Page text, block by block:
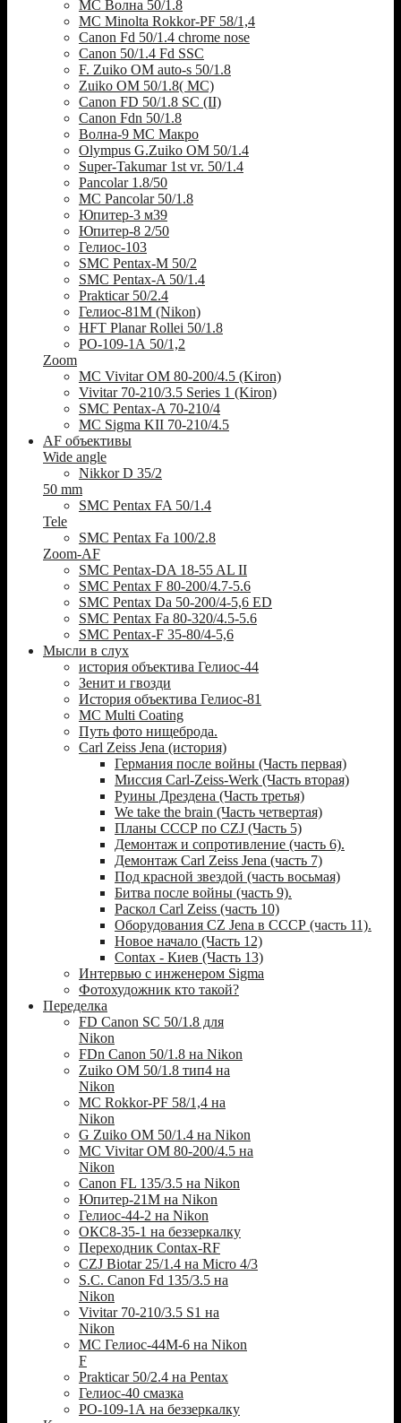
MC Волна 50/1.8
MC Minolta Rokkor-PF 58/1,4
Canon Fd 50/1.4 chrome nose
Canon 50/1.4 Fd SSC
F. Zuiko OM auto-s 50/1.8
Zuiko OM 50/1.8( MC)
Canon FD 50/1.8 SC (II)
Canon Fdn 50/1.8
Волна-9 МС Макро
Olympus G.Zuiko OM 50/1.4
Super-Takumar 1st vr. 50/1.4
Pancolar 1.8/50
MC Pancolar 50/1.8
Юпитер-3 м39
Юпитер-8 2/50
Гелиос-103
SMC Pentax-M 50/2
SMC Pentax-A 50/1.4
Prakticar 50/2.4
Гелиос-81М (Nikon)
HFT Planar Rollei 50/1.8
РО-109-1А 50/1,2
Zoom
MC Vivitar OM 80-200/4.5 (Kiron)
Vivitar 70-210/3.5 Series 1 (Kiron)
SMC Pentax-A 70-210/4
MC Sigma KII 70-210/4.5
AF объективы
Wide angle
Nikkor D 35/2
50 mm
SMC Pentax FA 50/1.4
Tele
SMC Pentax Fa 100/2.8
Zoom-AF
SMC Pentax-DA 18-55 AL II
SMC Pentax F 80-200/4.7-5.6
SMC Pentax Da 50-200/4-5,6 ED
SMC Pentax Fa 80-320/4.5-5.6
SMC Pentax-F 35-80/4-5,6
Мысли в слух
история объектива Гелиос-44
Зенит и гвозди
История объектива Гелиос-81
MC Multi Coating
Путь фото нищеброда.
Carl Zeiss Jena (история)
Германия после войны (Часть первая)
Миссия Carl-Zeiss-Werk (Часть вторая)
Руины Дрездена (Часть третья)
We take the brain (Часть четвертая)
Планы СССР по CZJ (Часть 5)
Демонтаж и сопротивление (часть 6).
Демонтаж Carl Zeiss Jena (часть 7)
Под красной звездой (часть восьмая)
Битва после войны (часть 9).
Раскол Carl Zeiss (часть 10)
Оборудования CZ Jena в СССР (часть 11).
Новое начало (Часть 12)
Contax - Киев (Часть 13)
Интервью с инженером Sigma
Фотохудожник кто такой?
Переделка
FD Canon SC 50/1.8 для
Nikon
FDn Canon 50/1.8 на Nikon
Zuiko OM 50/1.8 тип4 на
Nikon
MC Rokkor-PF 58/1,4 на
Nikon
G Zuiko OM 50/1.4 на Nikon
MC Vivitar OM 80-200/4.5 на
Nikon
Canon FL 135/3.5 на Nikon
Юпитер-21М на Nikon
Гелиос-44-2 на Nikon
ОКС8-35-1 на беззеркалку
Переходник Contax-RF
CZJ Biotar 25/1.4 на Micro 4/3
S.C. Canon Fd 135/3.5 на
Nikon
Vivitar 70-210/3.5 S1 на
Nikon
МС Гелиос-44М-6 на Nikon
F
Prakticar 50/2.4 на Pentax
Гелиос-40 смазка
РО-109-1А на беззеркалку